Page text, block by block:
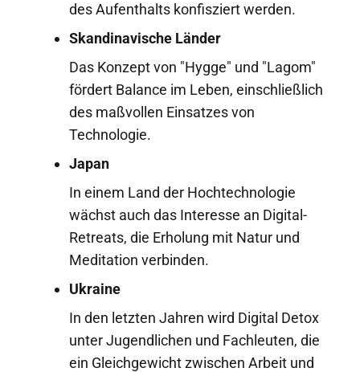
des Aufenthalts konfisziert werden.
Skandinavische Länder
Das Konzept von "Hygge" und "Lagom"
fördert Balance im Leben, einschließlich
des maßvollen Einsatzes von
Technologie.
Japan
In einem Land der Hochtechnologie
wächst auch das Interesse an Digital-
Retreats, die Erholung mit Natur und
Meditation verbinden.
Ukraine
In den letzten Jahren wird Digital Detox
unter Jugendlichen und Fachleuten, die
ein Gleichgewicht zwischen Arbeit und